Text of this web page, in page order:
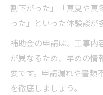
割下がった」「真夏や真
った」といった体験談が
補助金の申請は、工事内
が異なるため、早めの情
要です。申請漏れや書類
を徹底しましょう。